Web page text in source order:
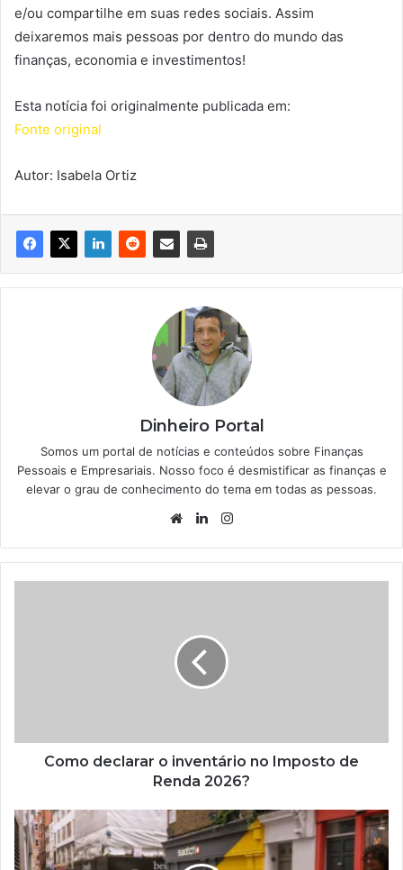
e/ou compartilhe em suas redes sociais. Assim
deixaremos mais pessoas por dentro do mundo das
finanças, economia e investimentos!
Esta notícia foi originalmente publicada em:
Fonte original
Autor: Isabela Ortiz
Dinheiro Portal
Somos um portal de notícias e conteúdos sobre Finanças
Pessoais e Empresariais. Nosso foco é desmistificar as finanças e
elevar o grau de conhecimento do tema em todas as pessoas.
WebsiteLinkedin
Como declarar o inventário no Imposto de
Renda 2026?